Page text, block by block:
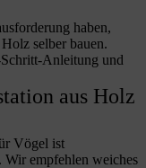
haben,
selber bauen.
Anleitung und
aus Holz
Vögel ist
Wir empfehlen weiches